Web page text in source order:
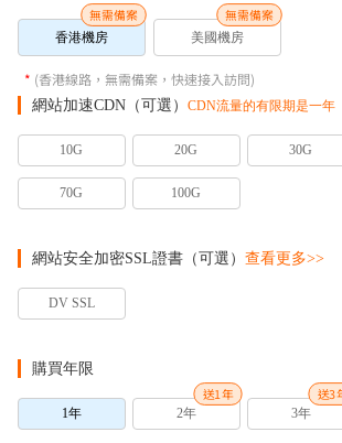
香港機房
無需備案
美國機房
無需備案
* (香港線路，無需備案，快速接入訪問)
網站加速CDN（可選） CDN流量的有限期是一年
10G 20G 30G
70G 100G
網站安全加密SSL證書（可選） 查看更多>>
DV SSL
購買年限
1年 2年
送1年
3年
送3